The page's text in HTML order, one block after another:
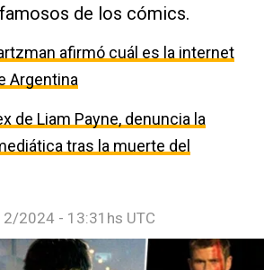
de los cómics.
afirmó cuál es la internet
Argentina
de Liam Payne, denuncia la
tras la muerte del
2024 - 13:31hs UTC